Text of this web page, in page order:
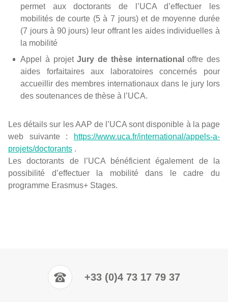
permet aux doctorants de l’UCA d’effectuer les
mobilités de courte (5 à 7 jours) et de moyenne durée
(7 jours à 90 jours) leur offrant les aides individuelles à
la mobilité
Appel à projetJury de thèse international offre des
aides forfaitaires aux laboratoires concernés pour
accueillir des membres internationaux dans le jury lors
des soutenances de thèse à l’UCA.
Les détails sur les AAP de l’UCA sont disponible à la page
web suivante :
https://www.uca.fr/international/appels-a-
projets/doctorants .
Les doctorants de l’UCA bénéficient également de la
possibilité d’effectuer la mobilité dans le cadre du
programme Erasmus+ Stages.
+33 (0)4 73 17 79 37